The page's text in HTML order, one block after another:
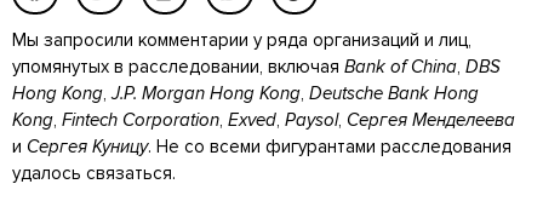
Мы запросили комментарии у ряда организаций и лиц,
упомянутых в расследовании, включая Bank of China, DBS
Hong Kong,J.P. Morgan Hong Kong, Deutsche Bank Hong
Kong, Fintech Corporation, Exved, Paysol, Сергея Менделеева
и Сергея Куницу. Не со всеми фигурантами расследования
удалось связаться.